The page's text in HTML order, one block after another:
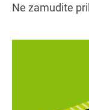
Ne zamudite